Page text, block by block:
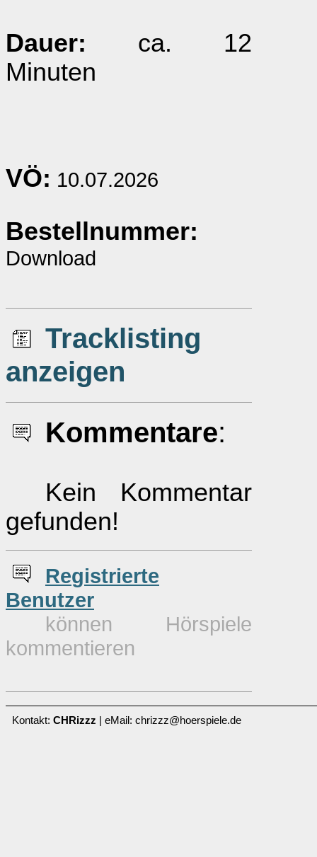
Dauer: ca. 12
Minuten
VÖ: 10.07.2026
Bestellnummer:
Download
Tracklisting
anzeigen
Kommentare:
Kein Kommentar
gefunden!
Registrierte
Benutzer
können Hörspiele
kommentieren
Kontakt: CHRizzz | eMail: chrizzz@hoerspiele.de